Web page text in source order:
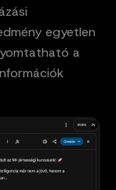
egyetlen
a